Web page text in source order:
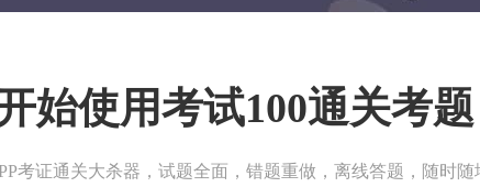
始使用考试100通关考题
考证通关大杀器，试题全面，错题重做，离线答题，随时随